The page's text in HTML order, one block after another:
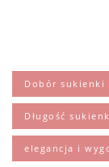
Dobór sukienki
Długość
elegancja i